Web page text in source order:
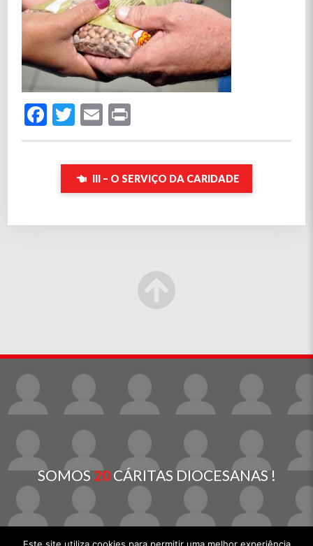
Facebook
Twitter
Email
III – O SERVIÇO DA CARIDADE
SOMOS20CÁRITAS DIOCESANAS !